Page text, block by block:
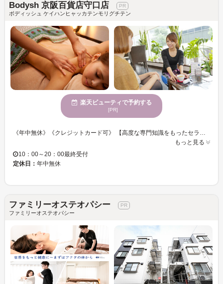
Bodysh 京阪百貨店守口店
ボディッシュ ケイハンヒャッカテンモリグチテン
楽天ビューティで予約する
[PR]
《年中無休》《クレジットカード可》 【高度な専門知識をもったセラピストがあなたのカラダの不調や悩みにじっくりアプローチ◎】 日々のお仕事や家事・育児に追われて、疲れが溜まっていませんか？ 長年の痛みやお疲れの箇所にきちんと向き合い最適なケアプランを考えます。 頑張った自分へのご褒美に極上のリラクゼーションタイムを・・・♪
もっと見る
10：00～20：00最終受付
定休日： 年中無休
ファミリーオステオパシー
ファミリーオステオパシー